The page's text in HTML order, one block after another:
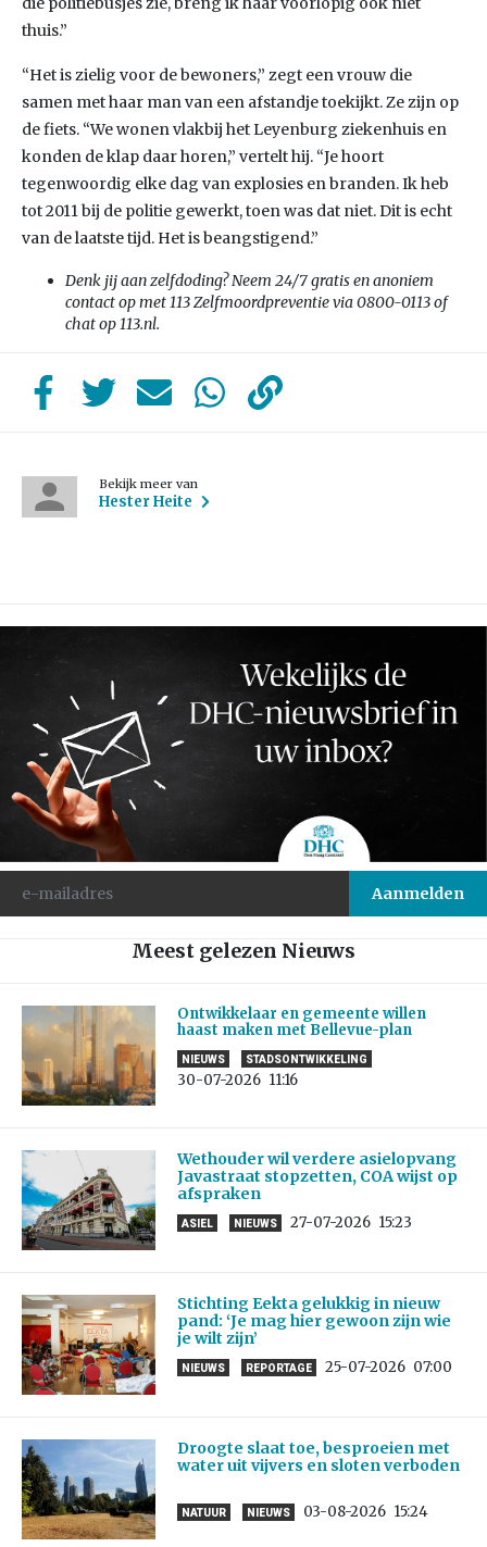
thuis.”
“Het is zielig voor de bewoners,” zegt een vrouw die
samen met haar man van een afstandje toekijkt. Ze zijn op
de fiets. “We wonen vlakbij het Leyenburg ziekenhuis en
konden de klap daar horen,” vertelt hij. “Je hoort
tegenwoordig elke dag van explosies en branden. Ik heb
tot 2011 bij de politie gewerkt, toen was dat niet. Dit is echt
van de laatste tijd. Het is beangstigend.”
Denk jij aan zelfdoding? Neem 24/7 gratis en anoniem
contact op met 113 Zelfmoordpreventie via 0800-0113 of
chat op 113.nl.
Bekijk meer van
Hester Heite
Meest gelezen Nieuws
Ontwikkelaar en gemeente willen
haast maken met Bellevue-plan
NIEUWS STADSONTWIKKELING
30-07-2026 11:16
Wethouder wil verdere asielopvang
Javastraat stopzetten, COA wijst op
afspraken
ASIEL NIEUWS 27-07-2026 15:23
Stichting Eekta gelukkig in nieuw
pand: ‘Je mag hier gewoon zijn wie
je wilt zijn’
NIEUWS REPORTAGE 25-07-2026 07:00
Droogte slaat toe, besproeien met
water uit vijvers en sloten verboden
NATUUR NIEUWS 03-08-2026 15:24